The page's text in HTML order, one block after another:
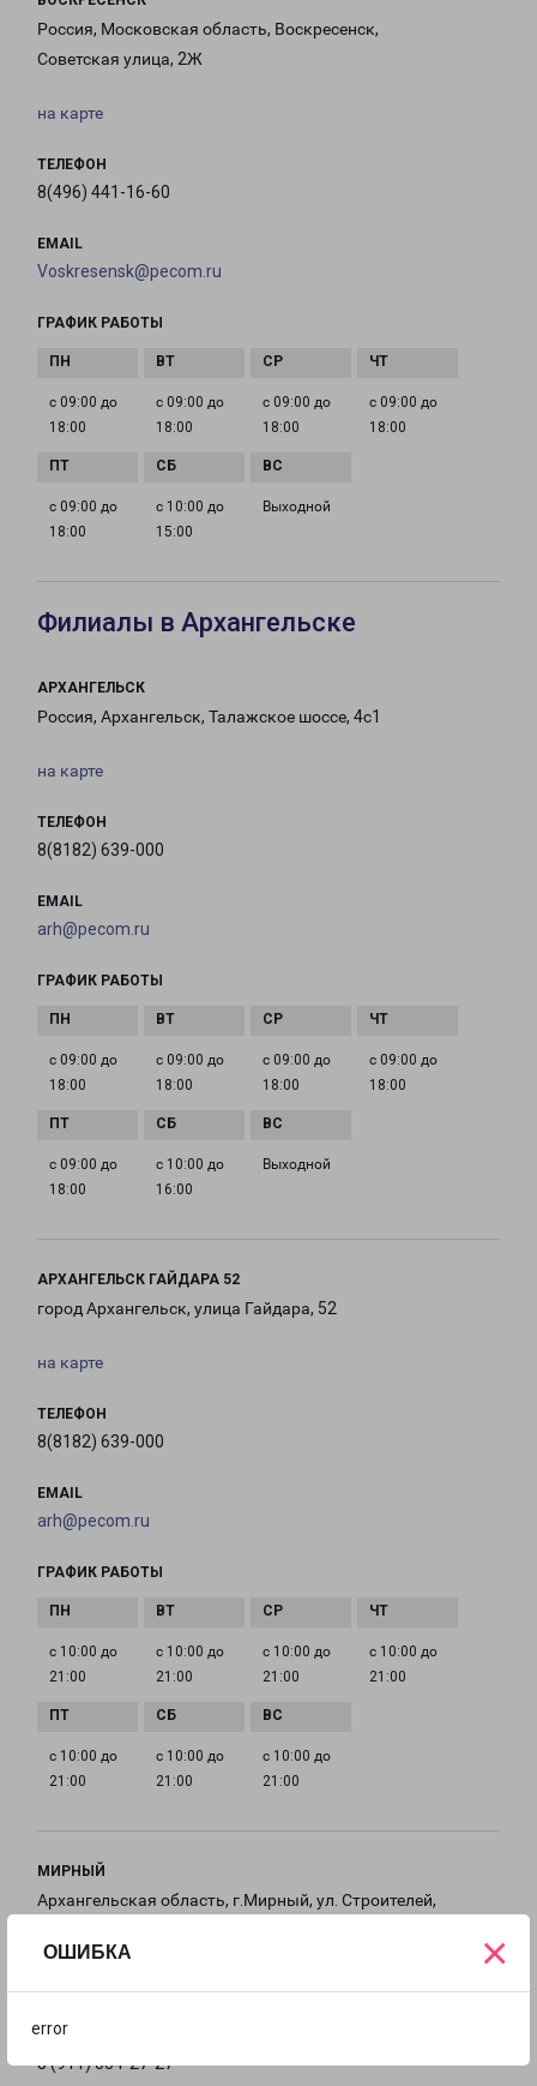
ОШИБКА
error
×
Россия, Московская область, Воскресенск,
Советская улица, 2Ж
на карте
ТЕЛЕФОН
8(496) 441-16-60
EMAIL
Voskresensk@pecom.ru
ГРАФИК РАБОТЫ
с 09:00 до
18:00
с 09:00 до
18:00
с 09:00 до
18:00
с 09:00 до
18:00
с 09:00 до
18:00
с 10:00 до
15:00
Выходной
Филиалы в Архангельске
АРХАНГЕЛЬСК
Россия, Архангельск, Талажское шоссе, 4с1
на карте
ТЕЛЕФОН
8(8182) 639-000
EMAIL
arh@pecom.ru
ГРАФИК РАБОТЫ
с 09:00 до
18:00
с 09:00 до
18:00
с 09:00 до
18:00
с 09:00 до
18:00
с 09:00 до
18:00
с 10:00 до
16:00
Выходной
АРХАНГЕЛЬСК ГАЙДАРА 52
город Архангельск, улица Гайдара, 52
на карте
ТЕЛЕФОН
8(8182) 639-000
EMAIL
arh@pecom.ru
ГРАФИК РАБОТЫ
с 10:00 до
21:00
с 10:00 до
21:00
с 10:00 до
21:00
с 10:00 до
21:00
с 10:00 до
21:00
с 10:00 до
21:00
с 10:00 до
21:00
МИРНЫЙ
Архангельская область, г.Мирный, ул. Строителей,
ТЕЛЕФОН
8 (911) 554-27-27